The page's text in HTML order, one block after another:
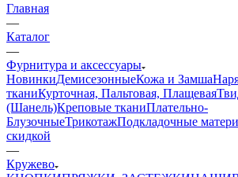
Главная
—
Каталог
—
Фурнитура и аксессуары
НовинкиДемисезонныеКожа и Замша
тканиКурточная, Пальтовая, Плащевая
(Шанель)Креповые тканиПлательно-
БлузочныеТрикотажПодкладочные
скидкой
—
Кружево